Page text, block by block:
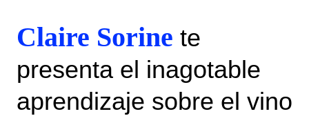
Claire Sorine te
presenta el inagotable
aprendizaje sobre el vino